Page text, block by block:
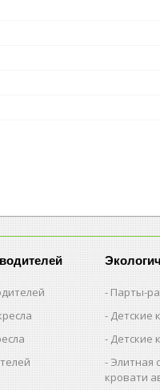
Парты-
Детские
Детские
Элитная
кровати